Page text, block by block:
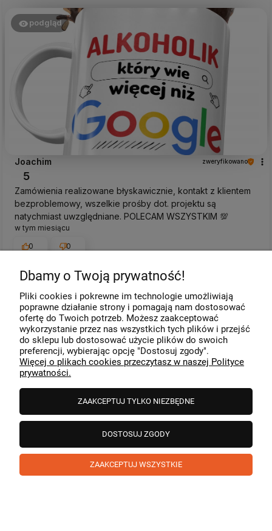
Komentarz sklepu
Dziękujemy za miłe słowa! Cieszymy się, że zakup
przeszedł bezproblemowo, oraz, że możemy zapewnić
odpowiednią obsługę tak świetnym klientom. Dziękujemy
raz jeszcze!
podgląd
Joachim zweryfikowano
5
Zamówienia realizowane błyskawicznie, kontakt z klientem
bezproblemowy, wszelkie prośby dot. projektu są
natychmiast uwzględniane. POLECAM WSZYSTKIM 💯
w tym miesiącu
0
0
podgląd
Paweł zweryfikowano
Dbamy o Twoją prywatność!
Pliki cookies i pokrewne im technologie umożliwiają
poprawne działanie strony i pomagają nam dostosować
ofertę do Twoich potrzeb. Możesz zaakceptować
wykorzystanie przez nas wszystkich tych plików i przejść
do sklepu lub dostosować użycie plików do swoich
preferencji, wybierając opcję "Dostosuj zgody".
Więcej o plikach cookies przeczytasz w naszej Polityce
prywatności.
ZAAKCEPTUJ TYLKO NIEZBĘDNE
DOSTOSUJ ZGODY
ZAAKCEPTUJ WSZYSTKIE